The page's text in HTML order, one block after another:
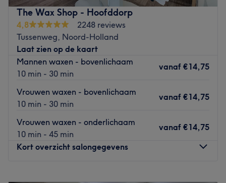
huidverzorging, Golden Rose voor make-up (verkoop van
producten en gratis make-up workshops)
Extra voordelen:
Gelegen dicht bij een bushalte
Talen:Engels, Turks en Nederlands
Aangeboden diensten:
Esthetische behandelingen
Gewichtsverminderingsapparaten
Laserontharing
Chemische en klassieke gezichtsbehandelingen
naadloze facelift, poriënverkleining en acnebehandeling
in slechts 20 minuten
Prestaties:Binnen het team is er een medewerker die de
The Wax Shop - Hoofddorp
4,8
2248 reviews
Tussenweg, Noord-Holland
Laat zien op de kaart
Mannen waxen - bovenlichaam
10 min - 30 min
vanaf €14,75
Vrouwen waxen - bovenlichaam
10 min - 30 min
vanaf €14,75
Vrouwen waxen - onderlichaam
10 min - 45 min
vanaf €14,75
Kort overzicht salongegevens